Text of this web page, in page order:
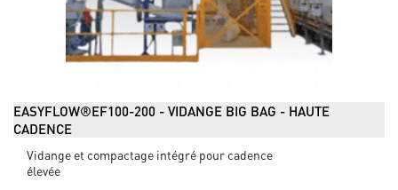
EASYFLOW®EF100-200 - VIDANGE BIG BAG - HAUTE
CADENCE
Vidange et compactage intégré pour cadence
élevée